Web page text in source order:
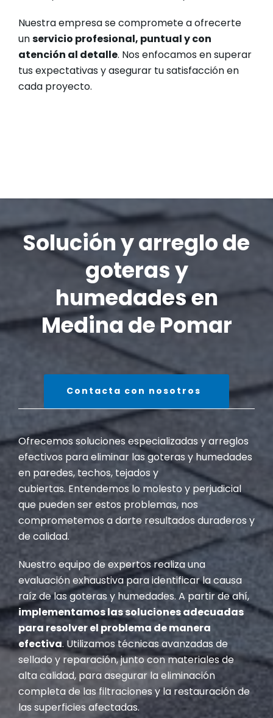
Nuestra empresa se compromete a ofrecerte
unservicio profesional, puntual y con
atención al detalle. Nos enfocamos en superar
tus expectativas y asegurar tu satisfacción en
cada proyecto.
Solución y arreglo de
goteras y
humedades en
Medina de Pomar
Contacta con nosotros
Ofrecemos soluciones especializadas y arreglos
efectivos para eliminar las goteras y humedades
en paredes, techos, tejados y
cubiertas. Entendemos lo molesto y perjudicial
que pueden ser estos problemas, nos
comprometemos a darte resultados duraderos y
de calidad.
Nuestro equipo de expertos realiza una
evaluación exhaustiva para identificar la causa
raíz de las goteras y humedades. A partir de ahí,
implementamos las soluciones adecuadas
para resolver el problema de manera
efectiva. Utilizamos técnicas avanzadas de
sellado y reparación, junto con materiales de
alta calidad, para asegurar la eliminación
completa de las filtraciones y la restauración de
las superficies afectadas.